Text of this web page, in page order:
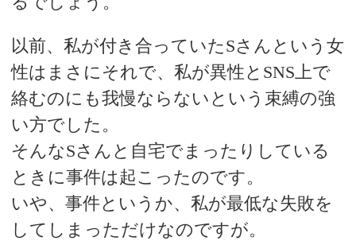
以前、私が付き合っていたSさんという女
性はまさにそれで、私が異性とSNS上で
絡むのにも我慢ならないという束縛の強
い方でした。
そんなSさんと自宅でまったりしている
ときに事件は起こったのです。
いや、事件というか、私が最低な失敗を
してしまっただけなのですが。